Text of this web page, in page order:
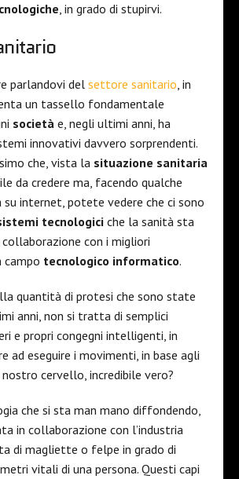
, in grado di stupirvi.
parlandovi del settore sanitario, in
un tassello fondamentale
società e, negli ultimi anni, ha
innovativi davvero sorprendenti.
che, vista la situazione sanitaria
da credere ma, facendo qualche
su internet, potete vedere che ci sono
tecnologici che la sanità sta
collaborazione con i migliori
campo tecnologico informatico.
quantità di protesi che sono state
anni, non si tratta di semplici
e propri congegni intelligenti, in
ad eseguire i movimenti, in base agli
cervello, incredibile vero?
che si sta man mano diffondendo,
in collaborazione con l’industria
di magliette o felpe in grado di
vitali di una persona. Questi capi